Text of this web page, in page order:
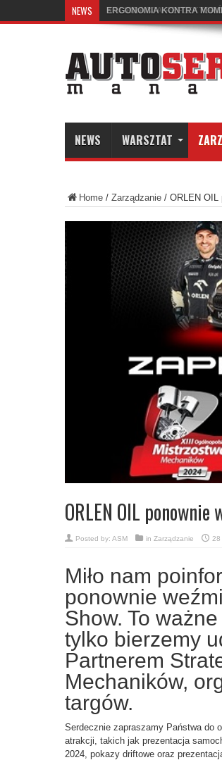
NEWS KALIBRACJA
NEWS WARSZTAT
Home / Zarządzanie / ORLEN OIL
ORLEN OIL
Posted by: ASM in Zarządzanie 28
Miło nam
ponownie
Show. To
tylko bierzemy
Partnerem
Mechaników,
targów.
Serdecznie zapraszamy Państwa do
atrakcji, takich jak prezentacja
2024, pokazy driftowe oraz